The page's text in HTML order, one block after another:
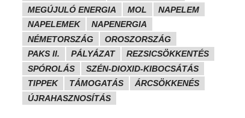
MEGÚJULÓ ENERGIA
MOL
NAPELEM
NAPELEMEK
NAPENERGIA
NÉMETORSZÁG
OROSZORSZÁG
PAKS II.
PÁLYÁZAT
REZSICSÖKKENTÉS
SPÓROLÁS
SZÉN-DIOXID-KIBOCSÁTÁS
TIPPEK
TÁMOGATÁS
ÁRCSÖKKENÉS
ÚJRAHASZNOSÍTÁS